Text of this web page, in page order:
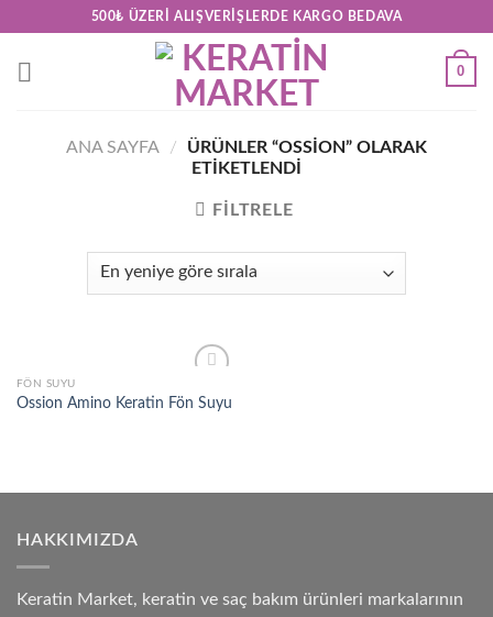
content
500₺ ÜZERI ALIŞVERIŞLERDE KARGO BEDAVA
0
ANA SAYFA /
ÜRÜNLER “OSSION” OLARAK
ETIKETLENDI
FILTRELE
Add to
wishlist
FÖN SUYU
Ossion Amino Keratin Fön Suyu
HAKKIMIZDA
Keratin Market, keratin ve saç bakım ürünleri markalarının